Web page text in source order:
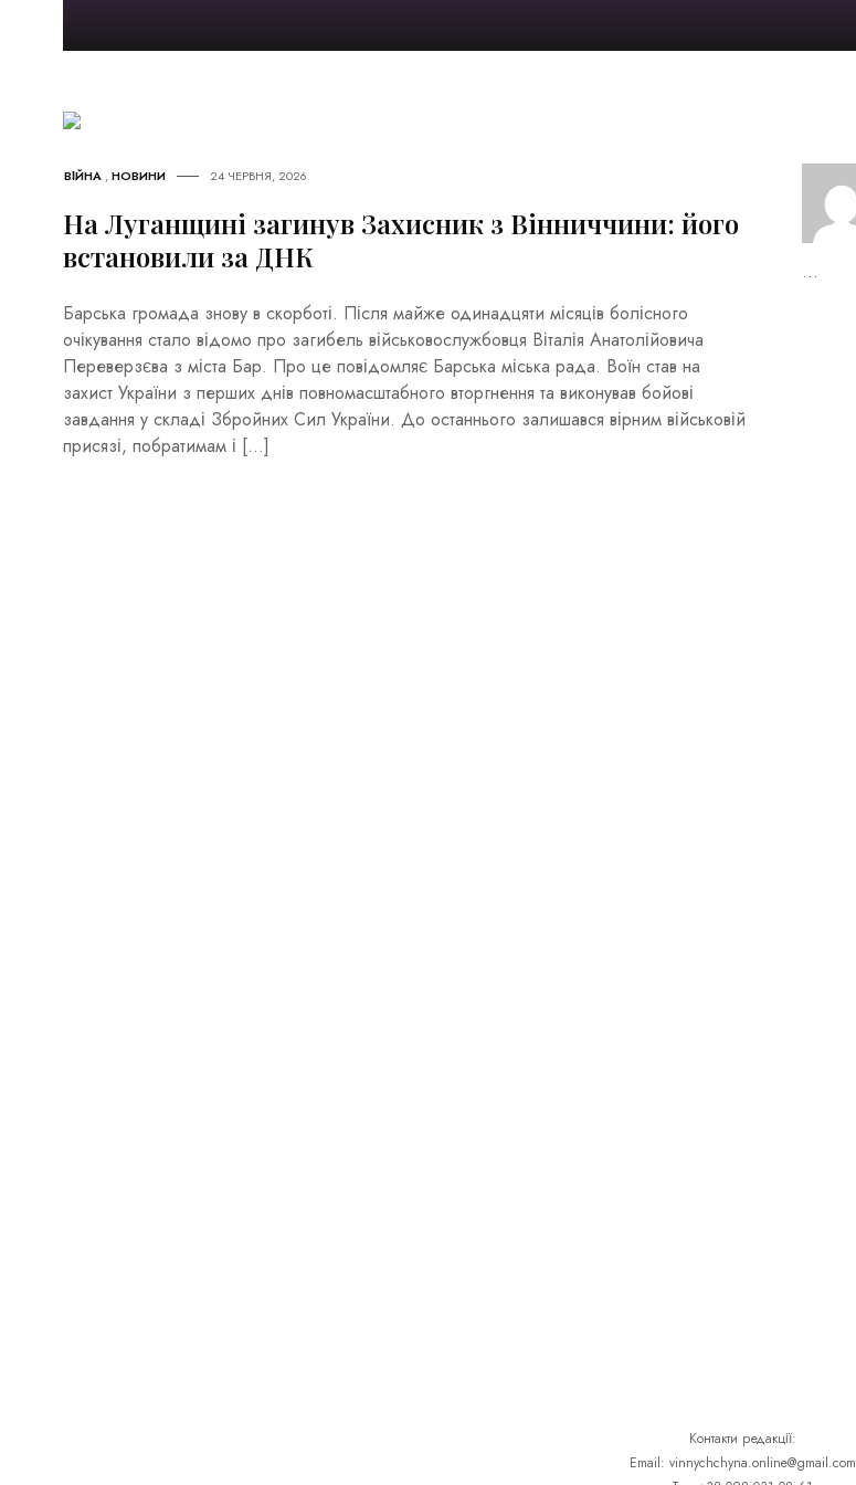
ВІЙНА ,НОВИНИ 24 ЧЕРВНЯ, 2026
На Луганщині загинув Захисник з Вінниччини: його
встановили за ДНК
Барська громада знову в скорботі. Після майже одинадцяти місяців болісного
очікування стало відомо про загибель військовослужбовця Віталія Анатолійовича
Переверзєва з міста Бар. Про це повідомляє Барська міська рада. Воїн став на
захист України з перших днів повномасштабного вторгнення та виконував бойові
завдання у складі Збройних Сил України. До останнього залишався вірним військовій
присязі, побратимам і […]
...
Контакти редакції:
Email: vinnychchyna.online@gmail.com